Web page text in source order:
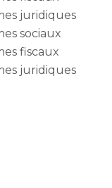
juridiques
sociaux
fiscaux
juridiques